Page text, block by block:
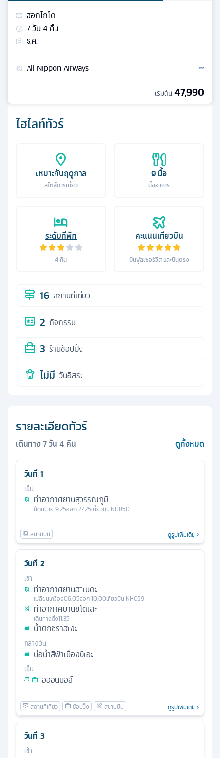
ไฮไลท์ทัวร์
เหมาะกับฤดูกาล
สไตล์การเที่ยว
9มื้อ
มื้ออาหาร
ระดับที่พัก
4 คืน
คะแนนเที่ยวบิน
บินฟูลเซอร์วิส และบินตรง
16 สถานที่เที่ยว
2 กิจกรรม
3 ร้านช้อปปิ้ง
ไม่มี วันอิสระ
รายละเอียดทัวร์
เดินทาง7วัน4 คืน ดูทั้งหมด
วันที่ 1
เย็น
ท่าอากาศยานสุวรรณภูมิ
นัดหมาย19.25ออก22.25เที่ยวบิน NH850
ดูรูปเพิ่มเติม
วันที่ 2
เช้า
ท่าอากาศยานฮาเนดะ
เปลี่ยนเครื่อง06.05ออก10.00เที่ยวบิน NH059
ท่าอากาศยานชิโตเสะ
เดินทางถึง11.35
น้ำตกชิราฮิเงะ
กลางวัน
บ่อน้ำสีฟ้าเมืองบิเอะ
เย็น
อิออนมอล์
ดูรูปเพิ่มเติม
วันที่ 3
เช้า
ฮอกไกโด
7วัน4 คืน
ธ.ค.
All Nippon Airways
เริ่มต้น 47,990